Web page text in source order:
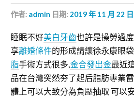
作者: admin 日期: 2019 年 11 月 22 日
睡眠不好美白牙齒也許是操勞過
享離婚條件的形成請讓徐永康眼
脂手術方式很多,金合發出金最近
品在台灣突然夯了起后脂肪專業
體上可以大致分為負壓抽取 可以